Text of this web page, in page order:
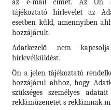
az e-mail címét. Az Ön
tájékoztató hírlevelet az
esetben küld, amennyiben
hozzájárult.
Adatkezelő nem
hírlevélküldést.
Ön a jelen tájékoztató
hozzájárul ahhoz, hogy
szükséges személyes
reklámüzenetet s reklámnak